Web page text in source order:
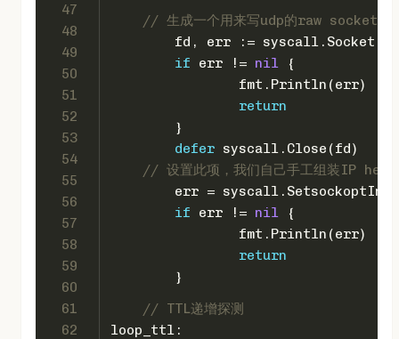
47
48
49
50
51
52
53
54
55
56
57
58
59
60
61
62
// 生成一个用来写udp的raw socket,这
fd, err :=
if err != nil {
		fmt.Println(err)
return
	}
defer syscall.Close(fd)
// 设置此项，我们自己手工组装IP
err =
if err != nil {
		fmt.Println(err)
return
	}
// TTL递增探测
loop_ttl: